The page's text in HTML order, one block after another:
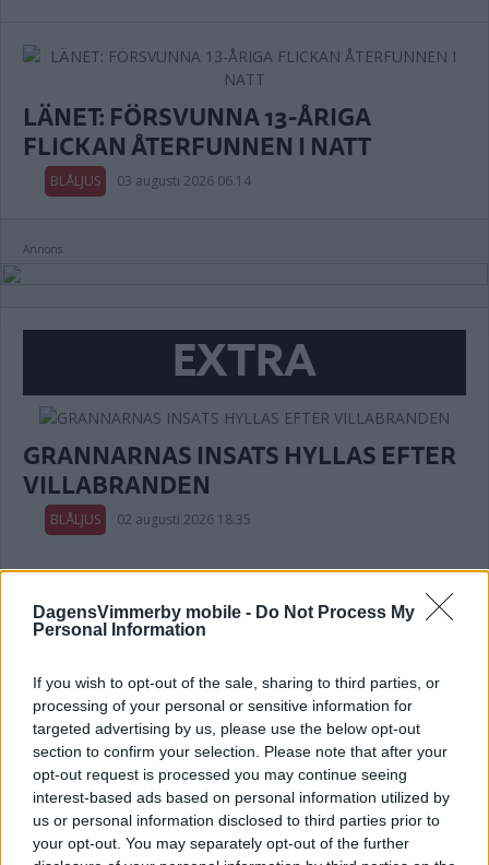
DagensVimmerby mobile - Do Not Process My
Personal Information
If you wish to opt-out of the sale, sharing to third parties, or
processing of your personal or sensitive information for
targeted advertising by us, please use the below opt-out
section to confirm your selection. Please note that after your
opt-out request is processed you may continue seeing
interest-based ads based on personal information utilized by
us or personal information disclosed to third parties prior to
your opt-out. You may separately opt-out of the further
LÄNET: FÖRSVUNNA 13-ÅRIGA
FLICKAN ÅTERFUNNEN I NATT
BLÅLJUS 03 augusti 2026 06.14
Annons:
EXTRA
GRANNARNAS INSATS HYLLAS EFTER
VILLABRANDEN
BLÅLJUS 02 augusti 2026 18.35
SÅ ÄR SKADELÄGET
BLÅLJUS 02 augusti 2026 18.19
Olyckan har inträffat i Nybro.